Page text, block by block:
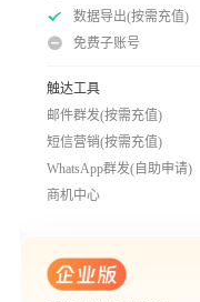
数据导出(按需充值)
免费子账号
触达工具
邮件群发(按需充值)
短信营销(按需充值)
WhatsApp群发(自助申请)
商机中心